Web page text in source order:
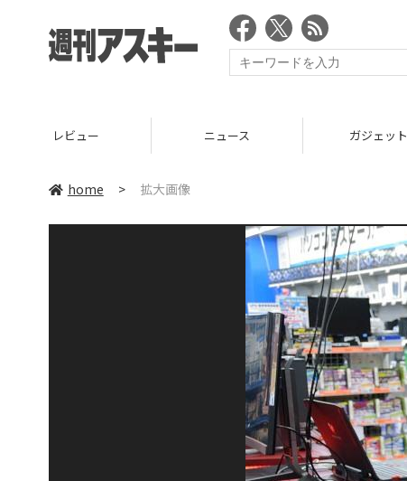
レビュー ニュース ガジェット
home > 拡大画像